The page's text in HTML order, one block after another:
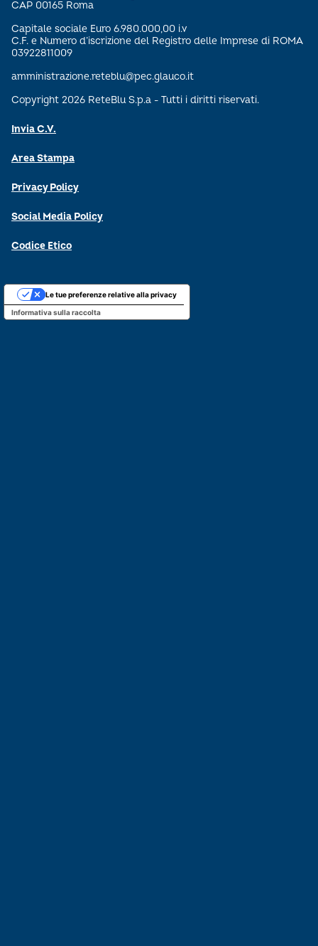
CAP 00165 Roma
Capitale sociale Euro 6.980.000,00 i.v
C.F. e Numero d’iscrizione del Registro delle Imprese di ROMA
03922811009
amministrazione.reteblu@pec.glauco.it
Copyright 2026 ReteBlu S.p.a - Tutti i diritti riservati.
Invia C.V.
Area Stampa
Privacy Policy
Social Media Policy
Codice Etico
Informativa sulla raccolta
Le tue preferenze relative alla privacy